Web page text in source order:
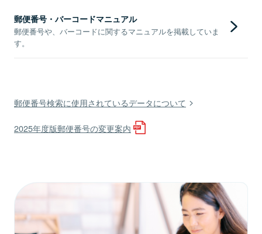
郵便番号・バーコードマニュアル
郵便番号や、バーコードに関するマニュアルを掲載していま
す。
郵便番号検索に使用されているデータについて
2025年度版郵便番号の変更案内